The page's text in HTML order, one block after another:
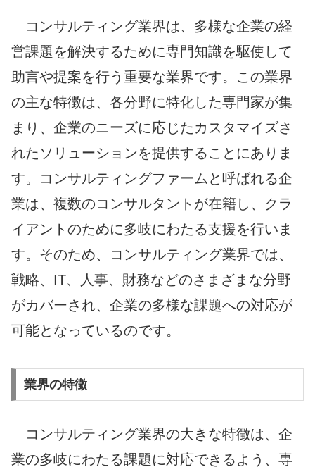
コンサルティング業界は、多様な企業の経
営課題を解決するために専門知識を駆使して
助言や提案を行う重要な業界です。この業界
の主な特徴は、各分野に特化した専門家が集
まり、企業のニーズに応じたカスタマイズさ
れたソリューションを提供することにありま
す。コンサルティングファームと呼ばれる企
業は、複数のコンサルタントが在籍し、クラ
イアントのために多岐にわたる支援を行いま
す。そのため、コンサルティング業界では、
戦略、IT、人事、財務などのさまざまな分野
がカバーされ、企業の多様な課題への対応が
可能となっているのです。
業界の特徴
コンサルティング業界の大きな特徴は、企
業の多岐にわたる課題に対応できるよう、専